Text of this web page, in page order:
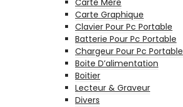
Carte Graphique
Clavier Pour Pc Portable
Batterie Pour Pc Portable
Chargeur Pour Pc Portable
Boite D’alimentation
Boitier
Lecteur & Graveur
Divers